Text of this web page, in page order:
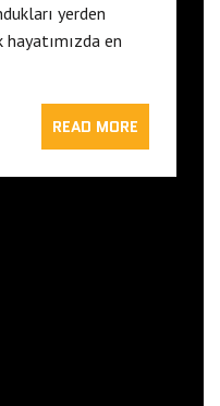
yerden
en
READ MORE